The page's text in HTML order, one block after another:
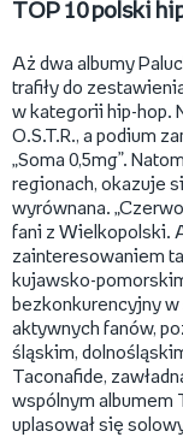
TOP 10 polski
Aż dwa albumy
trafiły do
w kategorii hip-hop.
O.S.T.R., a podium
„Soma 0,5mg”.
regionach, okazuje
wyrównana.
fani z Wielkopolski.
zainteresowaniem
kujawsko-
bezkonkurencyjny
aktywnych fanów,
śląskim,
Taconafide,
wspólnym albumem
uplasował się